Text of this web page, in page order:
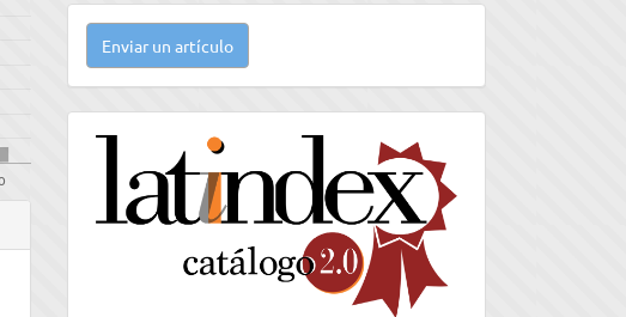
Enviar
un
artículo
Enviar un artículo
latindex